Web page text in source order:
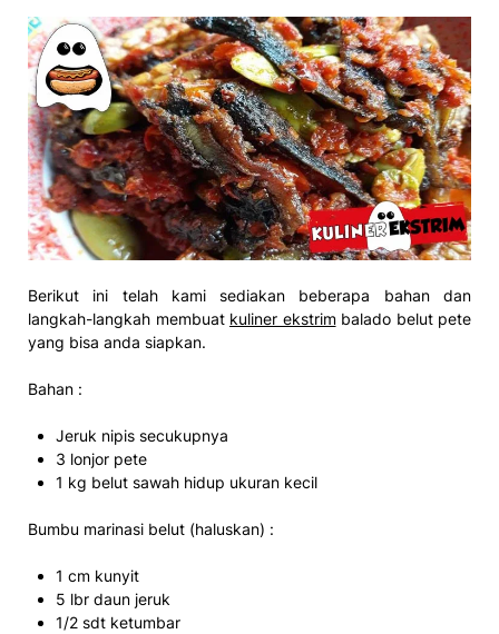
Berikut ini telah kami sediakan beberapa bahan dan
langkah-langkah membuat kuliner ekstrimbalado belut pete
yang bisa anda siapkan.
Bahan :
Jeruk nipis secukupnya
3 lonjor pete
1 kg belut sawah hidup ukuran kecil
Bumbu marinasi belut (haluskan) :
1 cm kunyit
5 lbr daun jeruk
1/2 sdt ketumbar